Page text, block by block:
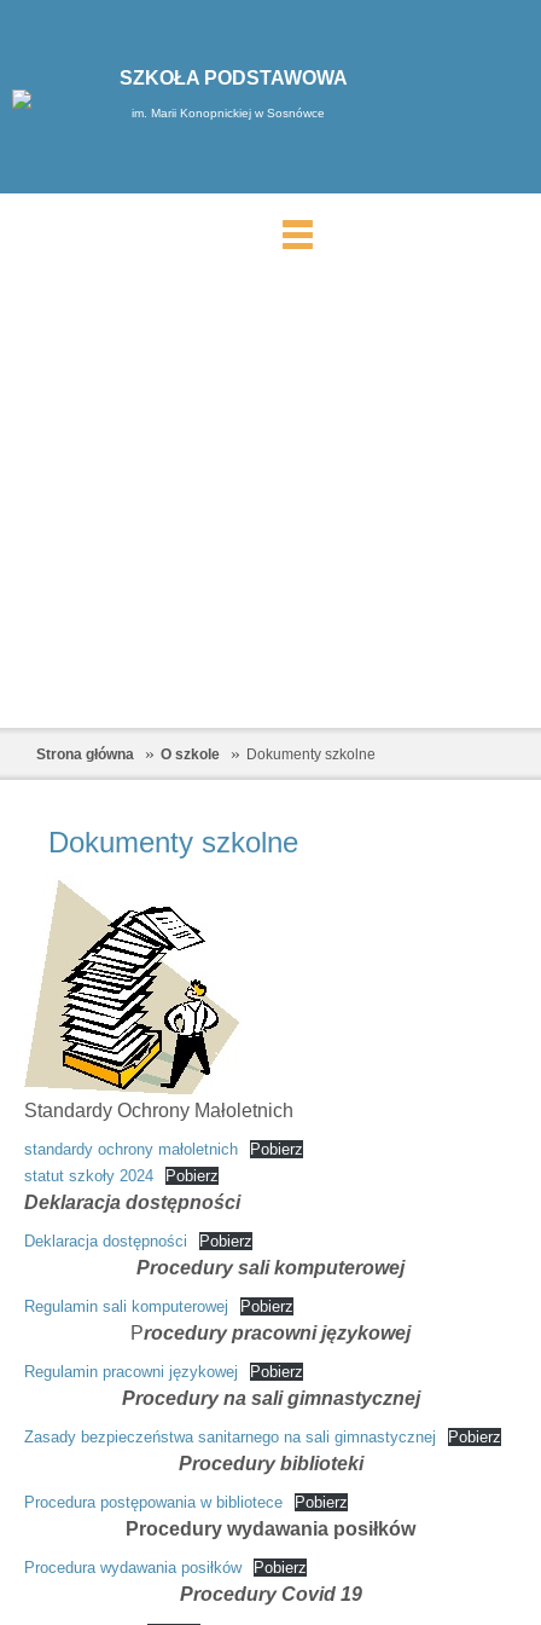
SZKOŁA PODSTAWOWA
im. Marii Konopnickiej w Sosnówce
Strona główna O szkole Dokumenty szkolne
Dokumenty szkolne
Standardy Ochrony Małoletnich
standardy ochrony małoletnich
Pobierz
statut szkoły 2024
Pobierz
Deklaracja dostępności
Deklaracja dostępności Pobierz
Procedury sali komputerowej
Regulamin sali komputerowej Pobierz
Procedury pracowni językowej
Regulamin pracowni językowej Pobierz
Procedury na sali gimnastycznej
Zasady bezpieczeństwa sanitarnego na sali gimnastycznej Pobierz
Procedury biblioteki
Procedura postępowania w bibliotece Pobierz
Procedury wydawania posiłków
Procedura wydawania posiłków Pobierz
Procedury Covid 19